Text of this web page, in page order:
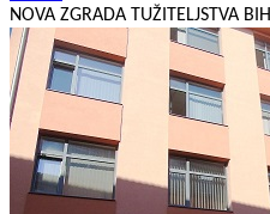
NOVA ZGRADA TUŽITELJSTVA BIH